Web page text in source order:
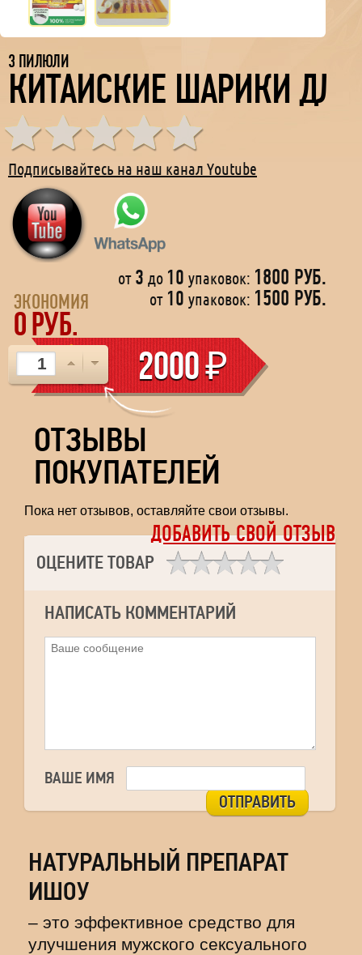
3 ПИЛЮЛИ
КИТАЙСКИЕ ШАРИКИ
Подписывайтесь на наш канал Youtube
"Ишоу" - это пилюля для мужского здоровья и
долголетия
от 3 до 10 упаковок: 1800 РУБ.
от 10 упаковок: 1500 РУБ.
ЭКОНОМИЯ
0РУБ.
2000₽
ОТЗЫВЫ
ПОКУПАТЕЛЕЙ
Пока нет отзывов, оставляйте свои отзывы.
ДОБАВИТЬ СВОЙ ОТЗЫВ
ОЦЕНИТЕ ТОВАР
НАПИСАТЬ КОММЕНТАРИЙ
ВАШЕ ИМЯ
ОТПРАВИТЬ
НАТУРАЛЬНЫЙ ПРЕПАРАТ
ИШОУ
– это эффективное средство для
улучшения мужского сексуального